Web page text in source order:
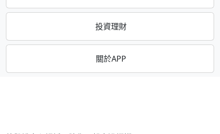
投資理財
關於APP